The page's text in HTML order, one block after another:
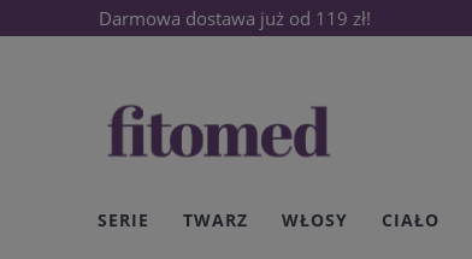
Darmowa dostawa już od 119 zł!
SERIE TWARZ WŁOSY CIAŁO